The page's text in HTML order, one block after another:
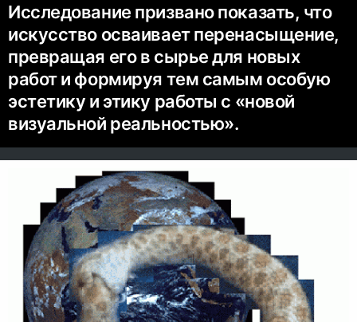
Исследование призвано показать, что
искусство осваивает перенасыщение,
превращая его в сырье для новых
работ и формируя тем самым особую
эстетику и этику работы с «новой
визуальной реальностью».